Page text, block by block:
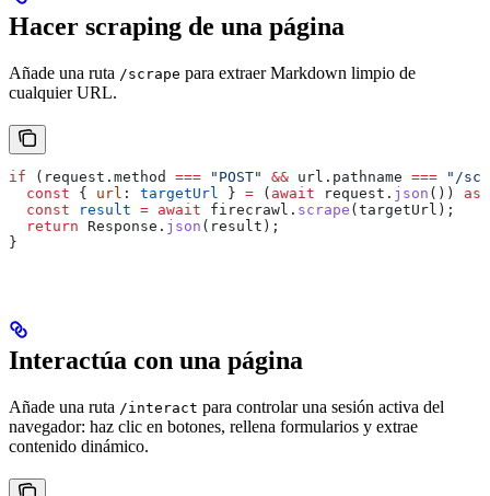
Hacer scraping de una página
Añade una ruta /scrape para extraer Markdown limpio de
cualquier URL.
if ( request . method === "POST" && url . pathname === "/
  const
{ url : targetUrl } = ( await request . json ()) as
  const
result = await firecrawl . scrape ( targetUrl );
  return
Response . json ( result );
}
Interactúa con una página
Añade una ruta /interact para controlar una sesión activa del
navegador: haz clic en botones, rellena formularios y extrae
contenido dinámico.